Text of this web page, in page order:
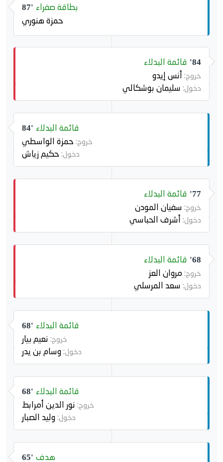
87' بطاقة صفراء
حمزة هنوري
84' قائمة البدلاء
خروج: أنس إيدو
دخول: سليمان بوشكالي
84' قائمة البدلاء
خروج: حمزة الواسطي
دخول: حكيم زياش
77' قائمة البدلاء
خروج: سفيان المودن
دخول: أشرف الحباسي
68' قائمة البدلاء
خروج: مروان العز
دخول: سعد المرسلي
68' قائمة البدلاء
خروج: نعيم بيار
دخول:وسام بن يدر
68' قائمة البدلاء
خروج: نور الدين أمرابط
دخول:وليد الصبار
65' هدف